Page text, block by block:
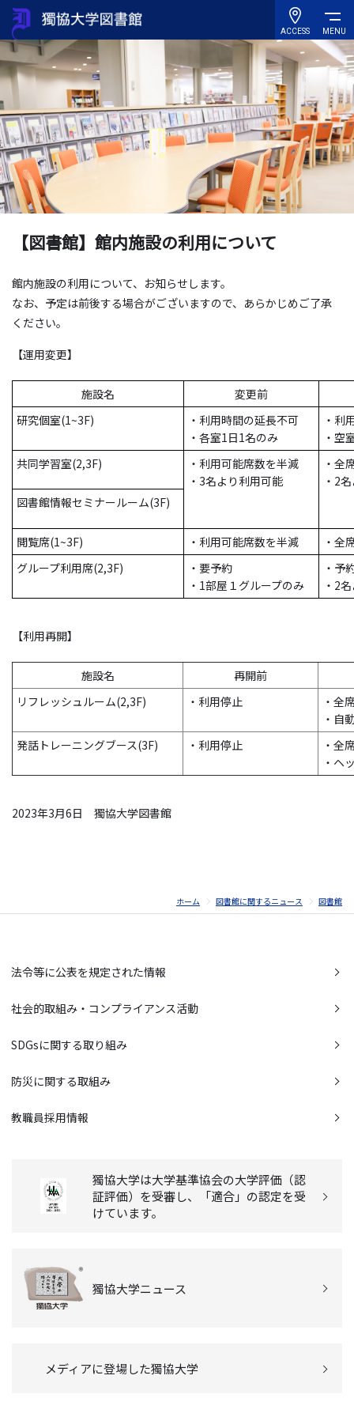
ACCESS MENU
【図書館】館内施設の利用について
館内施設の利用について、お知らせします。
なお、予定は前後する場合がございますので、あらかじめご了承
ください。
【運用変更】
施設名
変更前
研究個室(1~3F)
・利用時間の延長不可
・各室1日1名のみ
・利
・空
共同学習室(2,3F)
・利用可能席数を半減
・3名より利用可能
・全
・2
図書館情報セミナールーム(3F)
閲覧席(1~3F) ・利用可能席数を半減
・全
グループ利用席(2,3F)
・要予約
・1部屋１グループのみ
・予
・2
【利用再開】
施設名
再開前
リフレッシュルーム(2,3F)
・利用停止
・全
・自
発話トレーニングブース(3F)
・利用停止
・全
・ヘ
2023年3月6日 獨協大学図書館
ホーム 図書館に関するニュース 図書館
法令等に公表を規定された情報
社会的取組み・コンプライアンス活動
SDGsに関する取り組み
防災に関する取組み
教職員採用情報
獨協大学は大学基準協会の大学評価（認
証評価）を受審し、「適合」の認定を受
けています。
獨協大学ニュース
メディアに登場した獨協大学